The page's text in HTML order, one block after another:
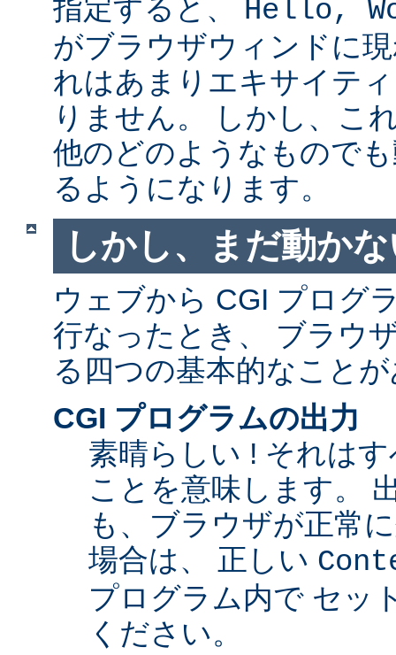
指定すると、 Hello,
がブラウザウィンドに
れはあまりエキサイテ
りません。 しかし、こ
他のどのようなもので
るようになります。
しかし、まだ動か
ウェブから CGI プログ
行なったとき、 ブラウ
る四つの基本的なこと
CGI プログラムの出力
素晴らしい ! それは
ことを意味します。
も、ブラウザが正常
場合は、 正しい
プログラム内で セッ
ください。